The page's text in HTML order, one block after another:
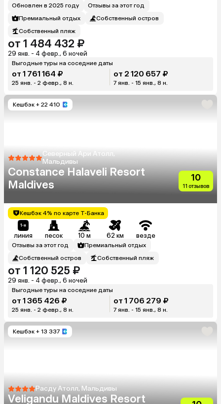
Обновлен в 2025 году
Отзывы за этот год
Премиальный отдых
Собственный остров
Собственный пляж
от 1 484 432 ₽
29 янв. - 4 февр., 6 ночей
Выгодные туры на соседние даты
от 1 761 164 ₽
25 янв. - 2 февр., 8 н.
от 2 120 657 ₽
7 янв. - 15 янв., 8 н.
Кешбэк + 22 410
Северный Ари Атолл,
Мальдивы
Constance Halaveli Resort
Maldives
10
11 отзывов
Кешбэк 4% по карте Т-Банка
линия песок 10 м 62 км везде
Отзывы за этот год
Премиальный отдых
Собственный остров
Собственный пляж
от 1 120 525 ₽
29 янв. - 4 февр., 6 ночей
Выгодные туры на соседние даты
от 1 365 426 ₽
25 янв. - 2 февр., 8 н.
от 1 706 279 ₽
7 янв. - 15 янв., 8 н.
Кешбэк + 13 337
Расду Атолл, Мальдивы
Veligandu Maldives Resort